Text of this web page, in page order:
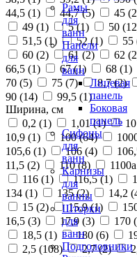
Рамы
для
ванн
Панели
для
ванн
Лицевая
панель
Боковая
панель
Сифоны
для
ванн
Карнизы
для
ванны
Шторки
для
ванн
Подголовники
44,5 (1) 44,7 (5) 45 (
49 (1) 5 (1) 50 (12
51,5 (1) 52 (1) 55
60 (2) 61 (2) 62 (2
66,5 (1) 67 (1) 68 (1)
70 (5) 75 (7) 8,7 (2)
90 (14) 99,5 (1)
Ширина, см
0,2 (1) 1,01 (1)
10,9 (1) 100 (64)
105,6 (1) 106 (4)
11,5 (2) 110 (8)
116 (1) 116,5 (1)
134 (1) 135 (2) 14,2 (
15 (2) 15,9 (1)
16,5 (3) 17,9 (3) 170 (
18,5 (1) 180 (6)
2,5 (108) 2,7 (2)